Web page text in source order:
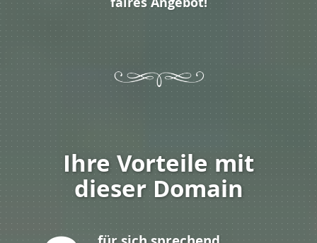
Ihre Vorteile mit
dieser Domain